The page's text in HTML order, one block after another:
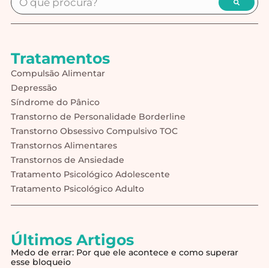
Tratamentos
Compulsão Alimentar
Depressão
Síndrome do Pânico
Transtorno de Personalidade Borderline
Transtorno Obsessivo Compulsivo TOC
Transtornos Alimentares
Transtornos de Ansiedade
Tratamento Psicológico Adolescente
Tratamento Psicológico Adulto
Últimos Artigos
Medo de errar: Por que ele acontece e como superar
esse bloqueio